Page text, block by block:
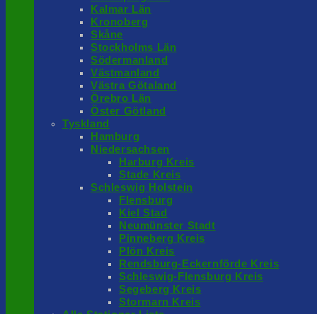
Kalmar Län
Kronoberg
Skåne
Stockholms Län
Södermanland
Västmanland
Västra Götaland
Örebro Län
Öster Götland
Tyskland
Hamburg
Niedersachsen
Harburg Kreis
Stade Kreis
Schleswig Holstein
Flensburg
Kiel Stad
Neumünster Stadt
Pinneberg Kreis
Plön Kreis
Rendsburg-Eckernförde Kreis
Schleswig-Flensburg Kreis
Segeberg Kreis
Stormarn Kreis